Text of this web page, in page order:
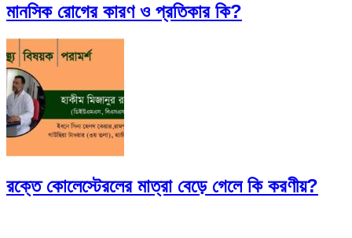
মানসিক রোগের কারণ ও প্রতিকার কি?
রক্তে কোলেস্টেরলের মাত্রা বেড়ে গেলে কি করণীয়?